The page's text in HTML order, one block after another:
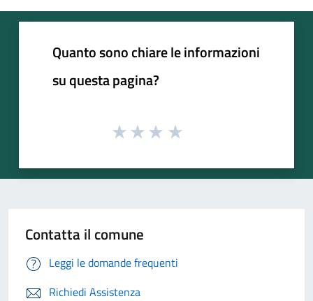
Quanto sono chiare le informazioni
su questa pagina?
Contatta il comune
Leggi le domande frequenti
Richiedi Assistenza